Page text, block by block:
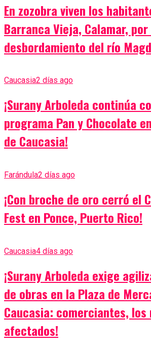
En zozobra viven los
Barranca Vieja, Calamar,
desbordamiento del río
Caucasia2 días ago
¡Surany Arboleda continúa
programa Pan y Chocolate
de Caucasia!
Farándula2 días ago
¡Con broche de oro cerró el
Fest en Ponce, Puerto Rico!
Caucasia4 días ago
¡Surany Arboleda exige
de obras en la Plaza de
Caucasia: comerciantes, los
afectados!